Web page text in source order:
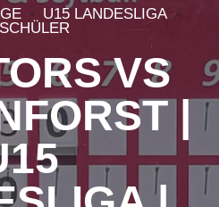
U15 LANDESLIGA
VS
|